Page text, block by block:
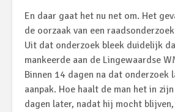
En daar gaat het nu net om. Het
de oorzaak van een
Uit dat onderzoek bleek duidelijk
mankeerde aan de Lingewaardse
Binnen 14 dagen na dat onderzoek
aanpak. Hoe haalt de man het in
dagen later, nadat hij mocht